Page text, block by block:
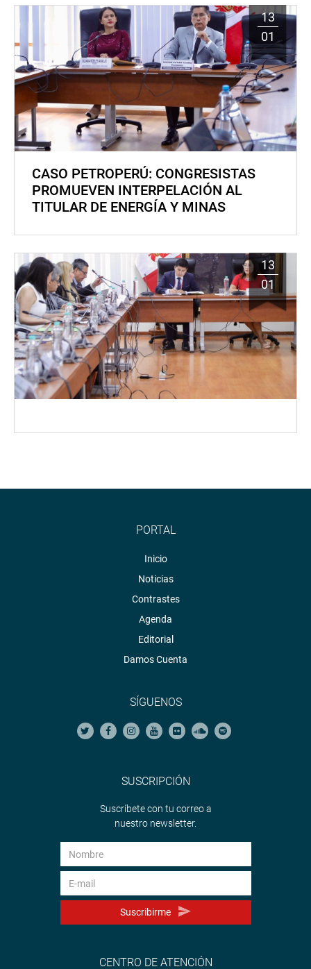
13
01
CASO PETROPERÚ: CONGRESISTAS
PROMUEVEN INTERPELACIÓN AL
TITULAR DE ENERGÍA Y MINAS
13
01
PORTAL
Inicio
Noticias
Contrastes
Agenda
Editorial
Damos Cuenta
SÍGUENOS
SUSCRIPCIÓN
Suscríbete con tu correo a
nuestro newsletter.
Suscribirme
CENTRO DE ATENCIÓN